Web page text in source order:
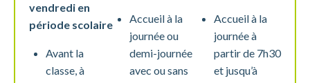
vendredi en
période scolaire
Avant la
classe, à
Accueil à la
journée ou
demi-journée
avec ou sans
Accueil à la
journée à
partir de 7h30
et jusqu’à